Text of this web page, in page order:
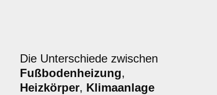
Die Unterschiede zwischen
Fußbodenheizung,
Heizkörper, Klimaanlage